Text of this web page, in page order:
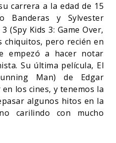
carrera a la edad de 15
Banderas y Sylvester
(Spy Kids 3: Game Over,
chiquitos, pero recién en
empezó a hacer notar
Su última película, El
Man) de Edgar
los cines, y tenemos la
algunos hitos en la
carilindo con mucho